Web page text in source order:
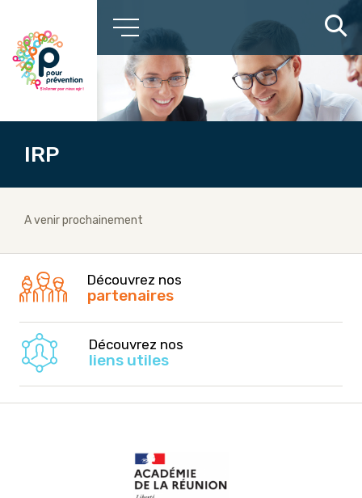
IRP
A venir prochainement
Découvrez nos
partenaires
Découvrez nos
liens utiles